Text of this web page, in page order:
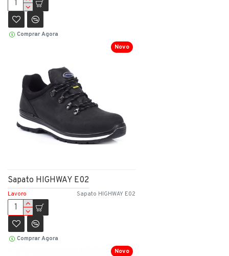
Comprar Agora
Novo
Lavoro Sapato HIGHWAY E02
Sapato HIGHWAY E02
Comprar Agora
Novo